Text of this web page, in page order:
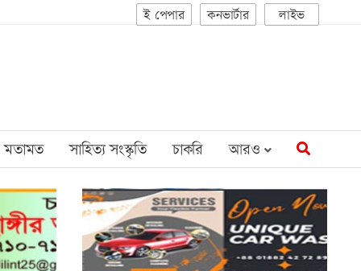
ই পেপার কনভার্টার লাইভ
মতামত সাহিত্য সংস্কৃতি চাকরি আরও